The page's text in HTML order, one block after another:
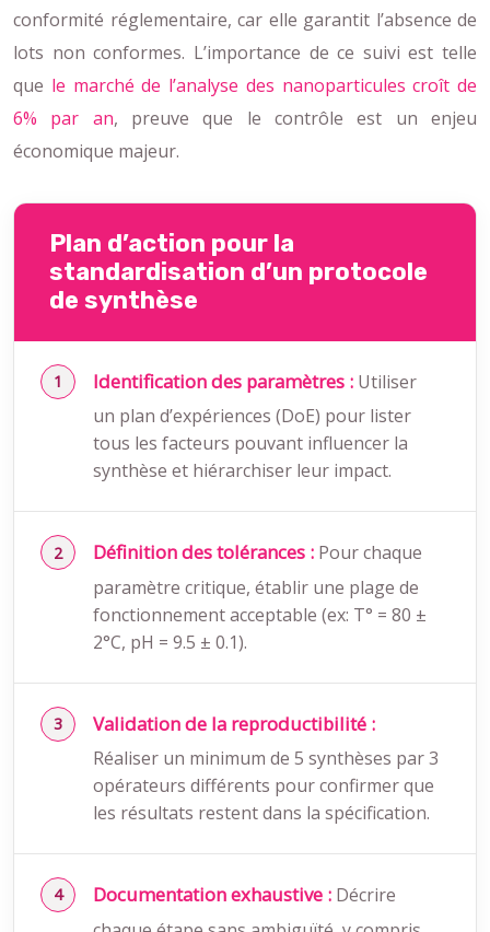
conformité réglementaire, car elle garantit l’absence de
lots non conformes. L’importance de ce suivi est telle
que le marché de l’analyse des nanoparticules croît de
6% par an, preuve que le contrôle est un enjeu
économique majeur.
Plan d’action pour la
standardisation d’un protocole
de synthèse
Identification des paramètres : Utiliser
un plan d’expériences (DoE) pour lister
tous les facteurs pouvant influencer la
synthèse et hiérarchiser leur impact.
Définition des tolérances : Pour chaque
paramètre critique, établir une plage de
fonctionnement acceptable (ex: T° = 80 ±
2°C, pH = 9.5 ± 0.1).
Validation de la reproductibilité :
Réaliser un minimum de 5 synthèses par 3
opérateurs différents pour confirmer que
les résultats restent dans la spécification.
Documentation exhaustive : Décrire